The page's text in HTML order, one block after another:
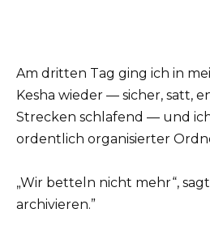
Am dritten Tag ging ich in
Kesha wieder — sicher, satt,
Strecken schlafend — und
ordentlich organisierter
„Wir betteln nicht mehr“,
archivieren.”